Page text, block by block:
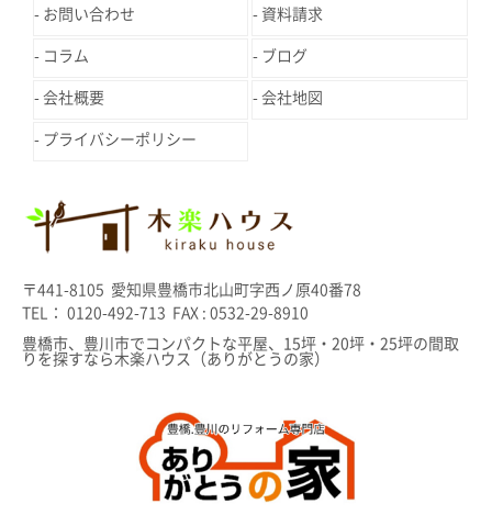
お問い合わせ 資料請求
コラム ブログ
会社概要 会社地図
プライバシーポリシー
〒441-8105 愛知県豊橋市北山町字西ノ原40番78
TEL： 0120-492-713 FAX : 0532-29-8910
豊橋市、豊川市でコンパクトな平屋、15坪・20坪・25坪の間取
りを探すなら木楽ハウス（ありがとうの家）